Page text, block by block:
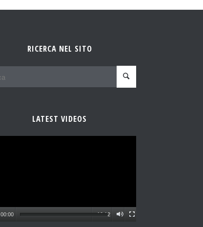
RICERCA NEL SITO
LATEST VIDEOS
00:00 10:12